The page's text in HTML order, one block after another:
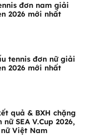
đơn nam giải
2026 mới nhất
tennis đơn nữ giải
2026 mới nhất
quả & BXH chặng
SEA V.Cup 2026,
Việt Nam